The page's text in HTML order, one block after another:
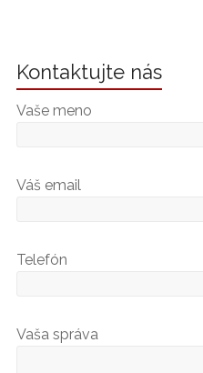
Kontaktujte nás
Vaše meno
Váš email
Telefón
Vaša správa